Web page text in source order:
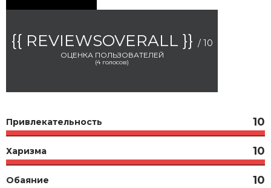
{{ REVIEWSOVERALL }} / 10
ОЦЕНКА ПОЛЬЗОВАТЕЛЕЙ
(4голосов)
Привлекательность 10
Харизма 10
Обаяние 10